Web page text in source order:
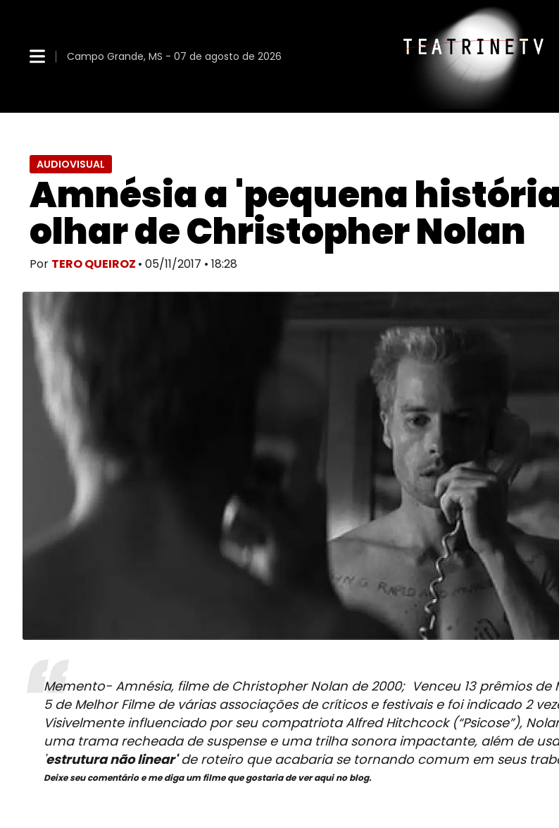
Campo Grande, MS - 07 de agosto de 2026
AUDIOVISUAL
Amnésia a 'pequena
olhar de Christopher Nolan
Por TERO QUEIROZ • 05/11/2017 • 18:28
Memento- Amnésia, filme de Christopher Nolan de 2000; Venceu 13 prêmios de
5 de Melhor Filme de várias associações de críticos e festivais e foi indicado 2
Visivelmente influenciado por seu compatriota Alfred Hitchcock (“Psicose”),
uma trama recheada de suspense e uma trilha sonora impactante, além de
estrutura não linear'de roteiro que acabaria se tornando comum em seus
Deixe seu comentário e me diga um filme que gostaria de ver aqui no blog.